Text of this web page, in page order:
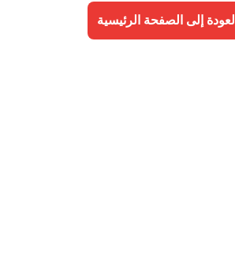
العودة إلى الصفحة الرئيسية